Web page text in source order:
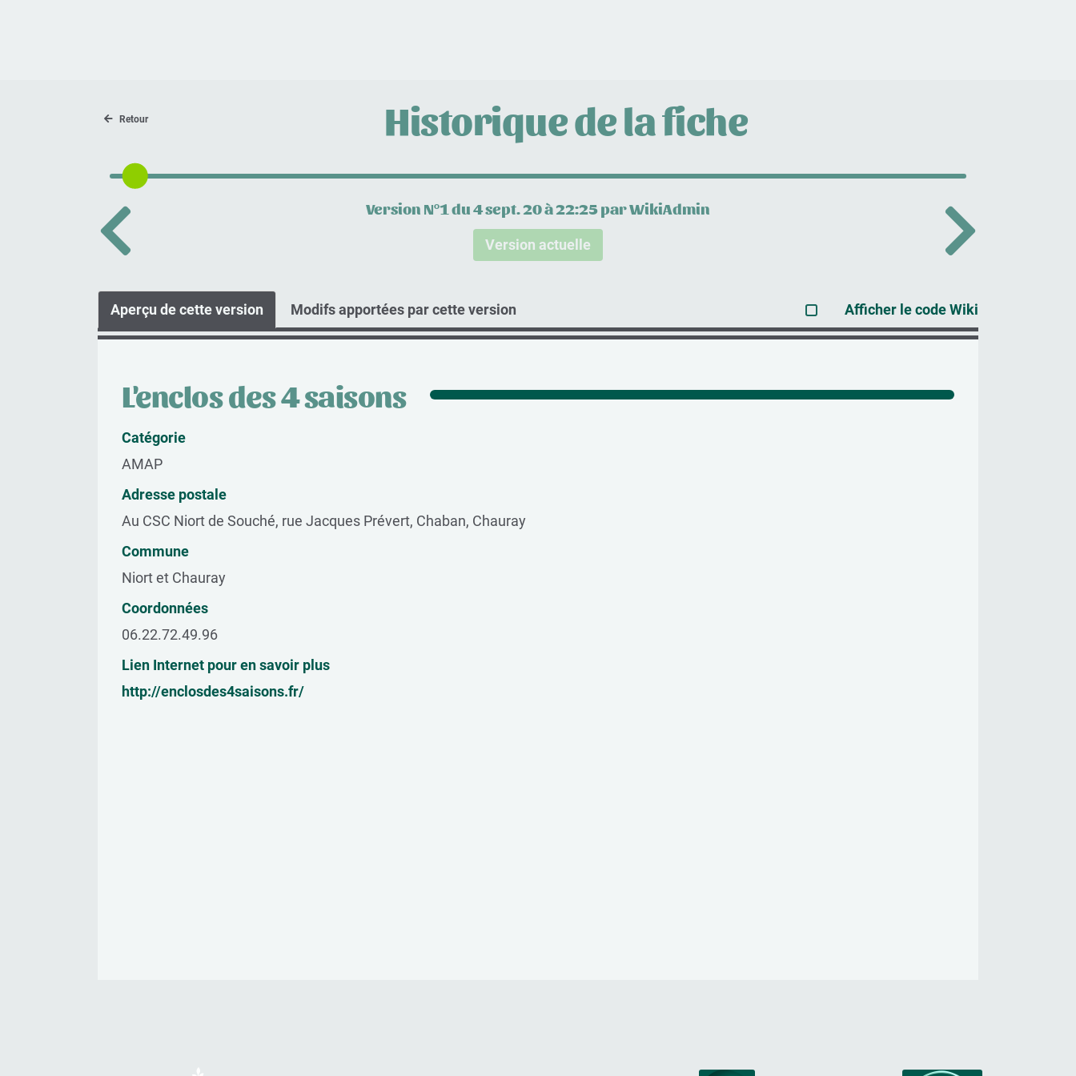
Retour Historique de la fiche
Version N°1 du 4 sept. 20 à 22:25 par WikiAdmin
Version actuelle
Aperçu de cette version Modifs apportées par cette version Afficher le code Wiki
L'enclos des 4 saisons
Catégorie
AMAP
Adresse postale
Au CSC Niort de Souché, rue Jacques Prévert, Chaban, Chauray
Commune
Niort et Chauray
Coordonnées
06.22.72.49.96
Lien Internet pour en savoir plus
http://enclosdes4saisons.fr/